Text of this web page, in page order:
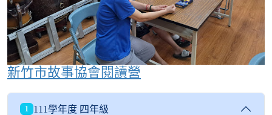
新竹市故事協會閱讀營
1 111學年度 四年級